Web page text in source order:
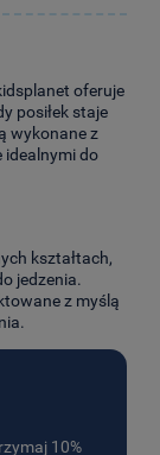
oferuje
posiłek staje
wykonane z
idealnymi do
kształtach,
jedzenia.
z myślą
10%